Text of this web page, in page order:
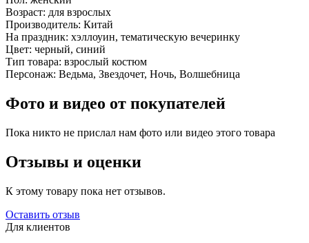
Возраст: для взрослых
Производитель: Китай
На праздник: хэллоуин, тематическую вечеринку
Цвет: черный, синий
Тип товара: взрослый костюм
Персонаж: Ведьма, Звездочет, Ночь, Волшебница
Фото и видео от покупателей
Пока никто не прислал нам фото или видео этого товара
Отзывы и оценки
К этому товару пока нет отзывов.
Оставить отзыв
Для клиентов